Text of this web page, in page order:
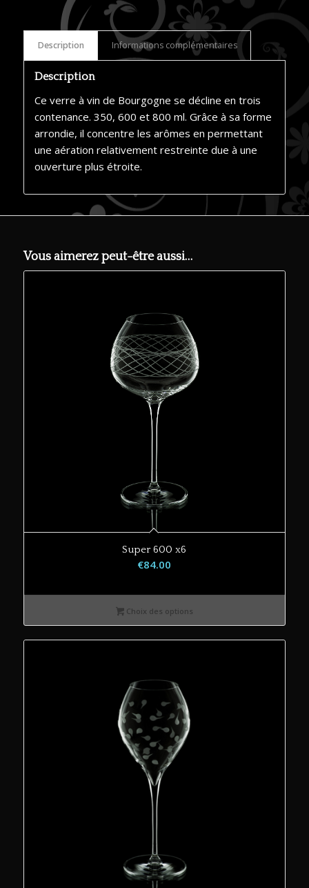
Description Informations complémentaires
Description
Ce verre à vin de Bourgogne se décline en trois
contenance. 350, 600 et 800 ml. Grâce à sa forme
arrondie, il concentre les arômes en permettant
une aération relativement restreinte due à une
ouverture plus étroite.
Vous aimerez peut-être aussi…
Super 600 x6
€84.00
Choix des options